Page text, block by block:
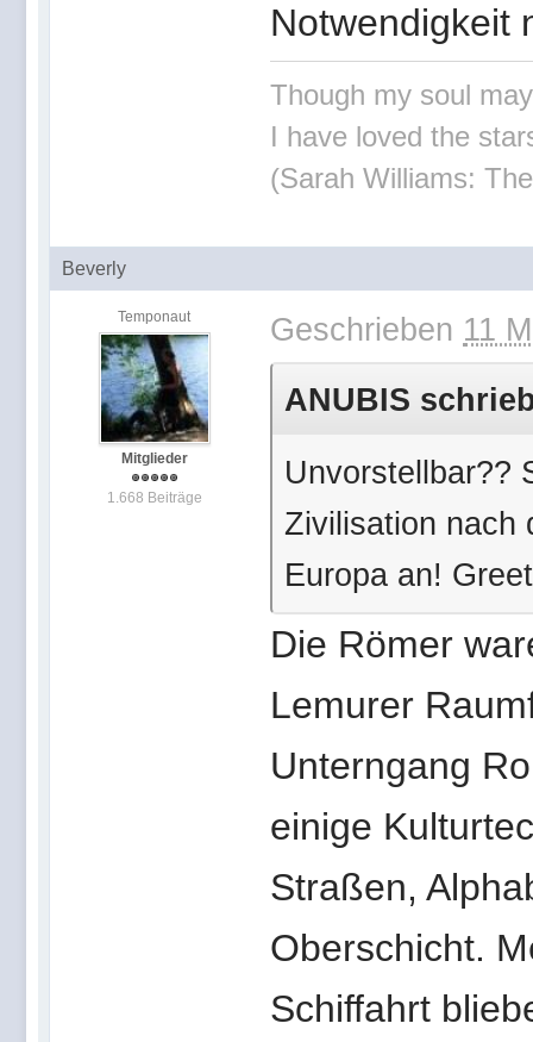
Notwendigkeit
Though my soul
I have loved the
(Sarah Williams:
Beverly
Temponaut
Mitglieder
1.668 Beiträge
Geschrieben 11
ANUBIS
Unvorstellbar??
Zivilisation nach
Europa an!
Die Römer
Lemurer
Unterngang
einige
Straßen,
Oberschicht.
Schiffahrt